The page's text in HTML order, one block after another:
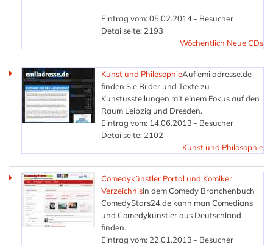
Eintrag vom: 05.02.2014 - Besucher
Detailseite: 2193
Wöchentlich Neue CDs
Kunst und PhilosophieAuf emiladresse.de
finden Sie Bilder und Texte zu
Kunstusstellungen mit einem Fokus auf den
Raum Leipzig und Dresden.
Eintrag vom: 14.06.2013 - Besucher
Detailseite: 2102
Kunst und Philosophie
Comedykünstler Portal und Komiker
VerzeichnisIn dem Comedy Branchenbuch
ComedyStars24.de kann man Comedians
und Comedykünstler aus Deutschland
finden.
Eintrag vom: 22.01.2013 - Besucher